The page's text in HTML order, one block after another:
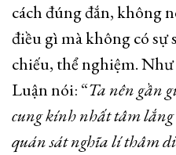
cách đúng đắn, không
điều gì mà không có sự
chiếu, thể nghiệm.
Luận nói: “Ta nên gần
cung kính nhất tâm
quán sát nghĩa lí thâm